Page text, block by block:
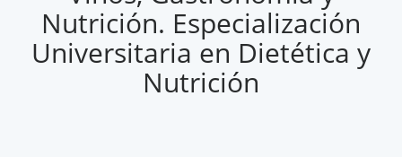
Nutrición. Especialización
Universitaria en Dietética y
Nutrición